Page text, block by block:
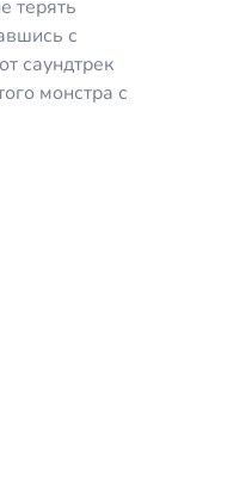
терять
с
саундтрек
монстра с